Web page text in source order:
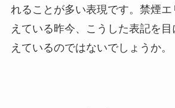
れることが多い表現です。禁煙
えている昨今、こうした表記を
えているのではないでしょうか。